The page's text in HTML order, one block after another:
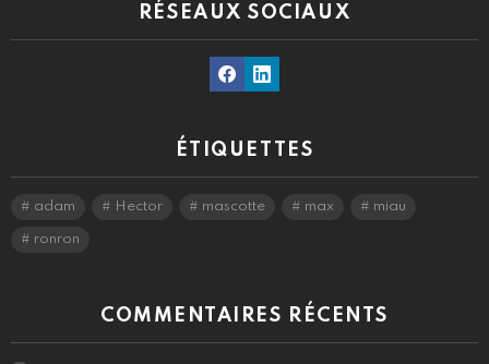
RÉSEAUX SOCIAUX
FacebookLinkedin
ÉTIQUETTES
adam Hector mascotte max miau
ronron
COMMENTAIRES RÉCENTS